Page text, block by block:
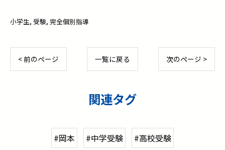
小学生 受験 完全個別指導
< 前のページ 一覧に戻る 次のページ >
関連タグ
#岡本 #中学受験 #高校受験